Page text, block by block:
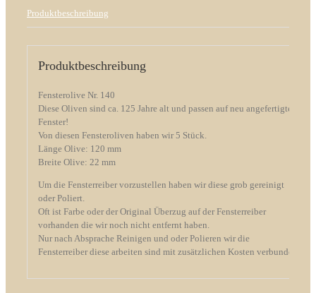
Produktbeschreibung
Produktbeschreibung
Fensterolive Nr. 140
Diese Oliven sind ca. 125 Jahre alt und passen auf neu angefertigte
Fenster!
Von diesen Fensteroliven haben wir 5 Stück.
Länge Olive: 120 mm
Breite Olive: 22 mm
Um die Fensterreiber vorzustellen haben wir diese grob gereinigt
oder Poliert.
Oft ist Farbe oder der Original Überzug auf der Fensterreiber
vorhanden die wir noch nicht entfernt haben.
Nur nach Absprache Reinigen und oder Polieren wir die
Fensterreiber diese arbeiten sind mit zusätzlichen Kosten verbunden